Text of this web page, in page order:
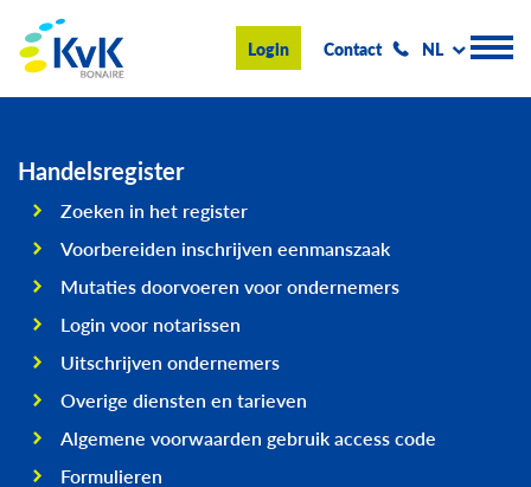
KvK Bonaire
Login Contact NL
Handelsregister
Advies en informatie
Over de KvK
Nieuws & Events
Handelsregister
Zoeken in het register
Voorbereiden inschrijven eenmanszaak
Mutaties doorvoeren voor ondernemers
Login voor notarissen
Uitschrijven ondernemers
Overige diensten en tarieven
Algemene voorwaarden gebruik access code
Formulieren